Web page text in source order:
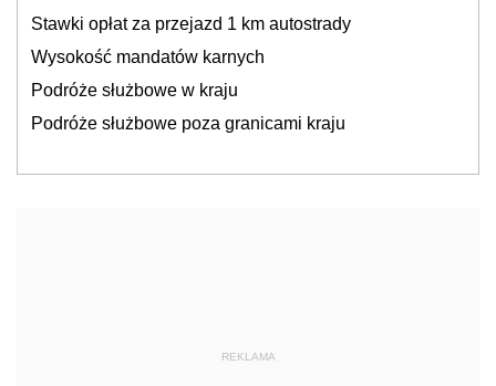
Stawki opłat za przejazd 1 km autostrady
Wysokość mandatów karnych
Podróże służbowe w kraju
Podróże służbowe poza granicami kraju
REKLAMA